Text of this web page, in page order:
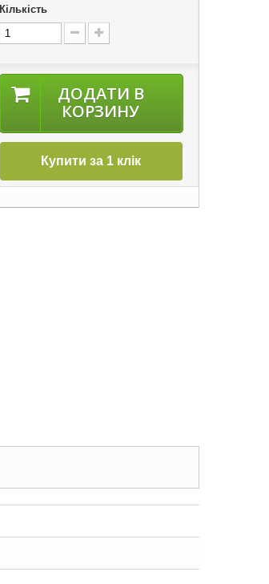
Кількість
ДОДАТИ В
КОРЗИНУ
Купити за 1 клік